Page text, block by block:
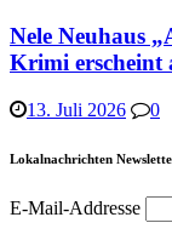
Nele Neuhaus
Krimi erscheint
13. Juli 2026 0
Lokalnachrichten
E-Mail-Addresse